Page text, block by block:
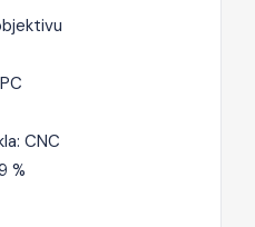
CNC
%